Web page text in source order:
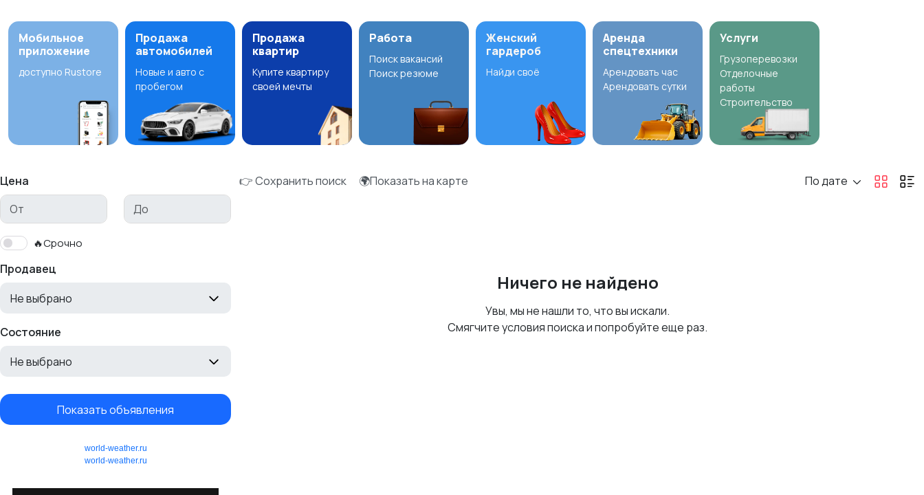
Мобильное
приложение
доступно Rustore
Продажа
автомобилей
Новые и авто с
пробегом
Продажа
квартир
Купите квартиру
своей мечты
Работа
Поиск вакансий
Поиск резюме
Женский
гардероб
Найди своё
Аренда
спецтехники
Арендовать час
Арендовать сутки
Услуги
Грузоперевозки
Отделочные
работы
Строительство
Цена
🔥Срочно
Продавец
Не выбрано
Состояние
Не выбрано
Показать объявления
world-weather.ru
world-weather.ru
👉 Сохранить поиск 🌍Показать на карте По дате
Ничего не найдено
Увы, мы не нашли то, что вы искали.
Смягчите условия поиска и попробуйте еще раз.